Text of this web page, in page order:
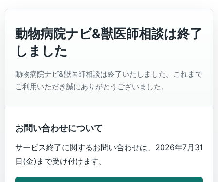
動物病院ナビ&獣医師相談は終了
しました
動物病院ナビ&獣医師相談は終了いたしました。これまで
ご利用いただき誠にありがとうございました。
お問い合わせについて
サービス終了に関するお問い合わせは、2026年7月31
日(金)まで受け付けます。